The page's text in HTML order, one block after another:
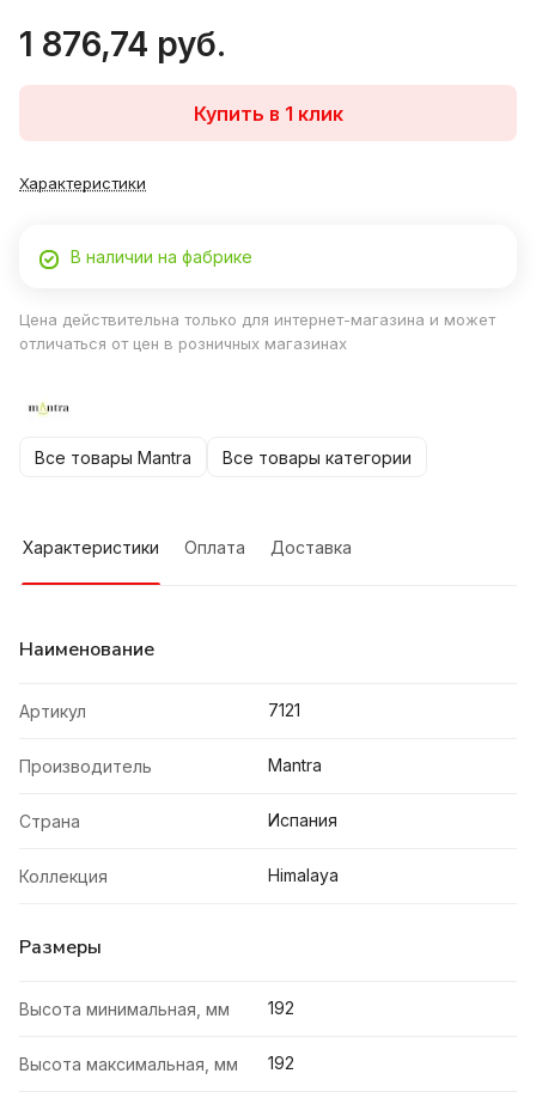
1 876,74 руб.
Купить в 1 клик
Характеристики
В наличии на фабрике
Цена действительна только для интернет-магазина и может
отличаться от цен в розничных магазинах
Все товары Mantra Все товары категории
Характеристики Оплата Доставка
Наименование
Артикул 7121
Производитель Mantra
Страна Испания
Коллекция Himalaya
Размеры
Высота минимальная, мм 192
Высота максимальная, мм 192